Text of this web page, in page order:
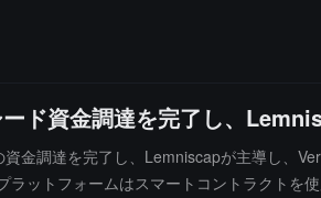
を通じてトークン保有者の残高をリセッ
資金調達を完了し、
金調達を完了し、Lemniscapが主導し、
ットフォームはスマートコントラクトを